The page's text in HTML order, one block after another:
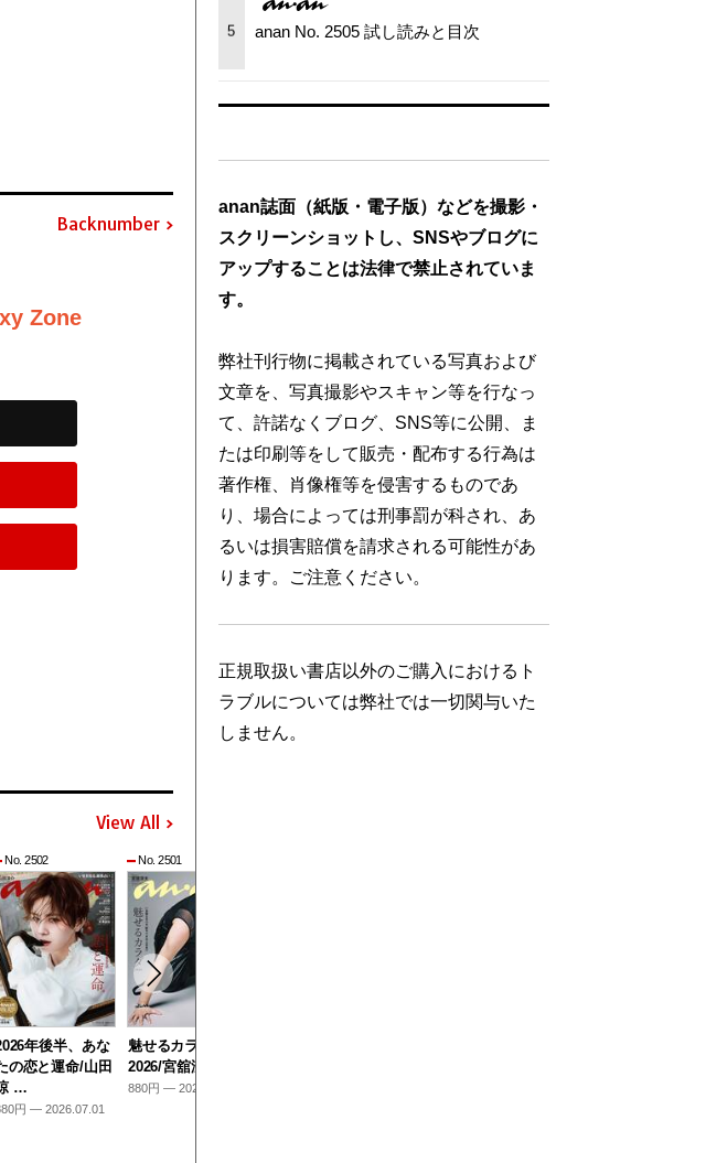
Backnumber
Zone
View All
No. 2502
年後半、あな
の恋と運命/山田
…
円 — 2026.07.01
No. 2501
魅せるカラダ
2026/宮舘涼太
880円 — 2026.06.24
5 anan No. 2505 試し読みと目次
anan誌面（紙版・電子版）などを撮影・
スクリーンショットし、SNSやブログに
アップすることは法律で禁止されていま
す。
弊社刊行物に掲載されている写真および
文章を、写真撮影やスキャン等を行なっ
て、許諾なくブログ、SNS等に公開、ま
たは印刷等をして販売・配布する行為は
著作権、肖像権等を侵害するものであ
り、場合によっては刑事罰が科され、あ
るいは損害賠償を請求される可能性があ
ります。ご注意ください。
正規取扱い書店以外のご購入におけるト
ラブルについては弊社では一切関与いた
しません。